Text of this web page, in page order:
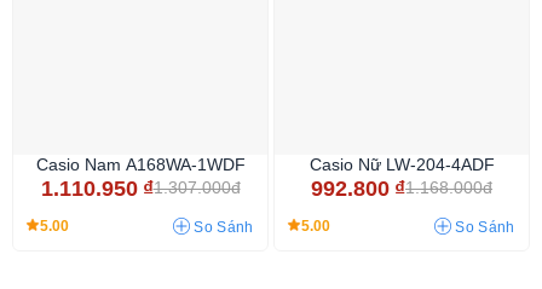
Casio Nam A168WA-1WDF
1.110.950 ₫1.307.000đ
5.00 So Sánh
Casio Nữ LW-204-4ADF
992.800 ₫1.168.000đ
5.00 So Sánh